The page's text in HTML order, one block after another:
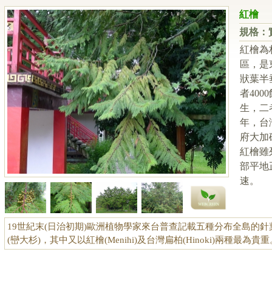
紅檜
規格：
紅檜為
區，
狀葉半
者
生，二
年，台
府大
紅檜雖
部平地
速。
19世紀末(日治初期)歐洲植物學家來台普查記載五種分布全島的
(巒大杉)，其中又以紅檜(Menihi)及台灣扁柏(Hinoki)兩種最為貴